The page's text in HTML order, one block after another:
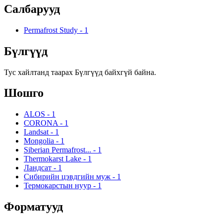
Салбарууд
Permafrost Study - 1
Бүлгүүд
Тус хайлтанд таарах Бүлгүүд байхгүй байна.
Шошго
ALOS - 1
CORONA - 1
Landsat - 1
Mongolia - 1
Siberian Permafrost... - 1
Thermokarst Lake - 1
Ландсат - 1
Сибирийн цэвдгийн муж - 1
Термокарстын нуур - 1
Форматууд